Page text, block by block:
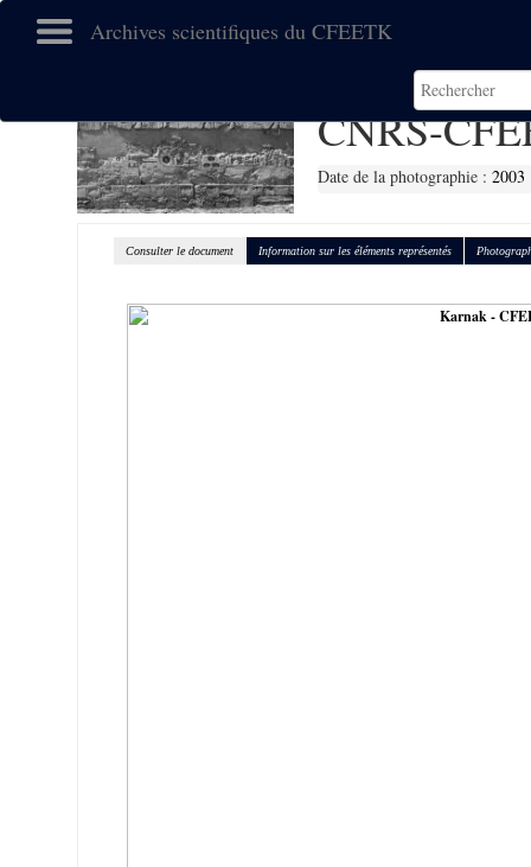
Archives scientifiques du CFEETK
CNRS-
Date de la photographie :2003
Consulter le document Information sur les éléments représentés